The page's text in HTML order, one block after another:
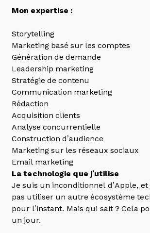
Mon expertise :
Storytelling
Marketing basé sur les comptes
Génération de demande
Leadership marketing
Stratégie de contenu
Communication marketing
Rédaction
Acquisition clients
Analyse concurrentielle
Construction d’audience
Marketing sur les réseaux sociaux
Email marketing
La technologie que j’utilise
Je suis un inconditionnel d’Apple, et
pas utiliser un autre écosystème
pour l’instant. Mais qui sait ? Cela
un jour.